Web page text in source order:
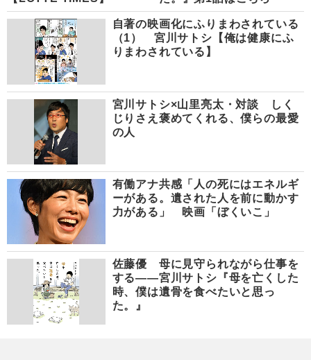
自著の映画化にふりまわされている
（1） 宮川サトシ【俺は健康にふ
りまわされている】
宮川サトシ×山里亮太・対談 しく
じりさえ褒めてくれる、僕らの最愛
の人
有働アナ共感「人の死にはエネルギ
ーがある。遺された人を前に動かす
力がある」 映画「ぼくいこ」
佐藤優 母に見守られながら仕事を
する――宮川サトシ『母を亡くした
時、僕は遺骨を食べたいと思っ
た。』